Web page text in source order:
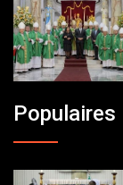
Populaires